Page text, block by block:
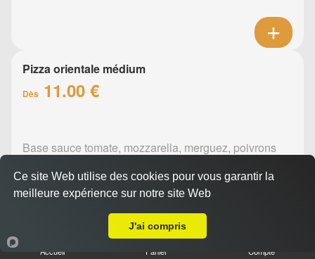
Pizza orientale médium
Dès 11.00 €
Base sauce tomate, mozzarella, merguez, poivrons
Accueil Panier Compte
Ce site Web utilise des cookies pour vous garantir la
meilleure expérience sur notre site Web
J'ai compris